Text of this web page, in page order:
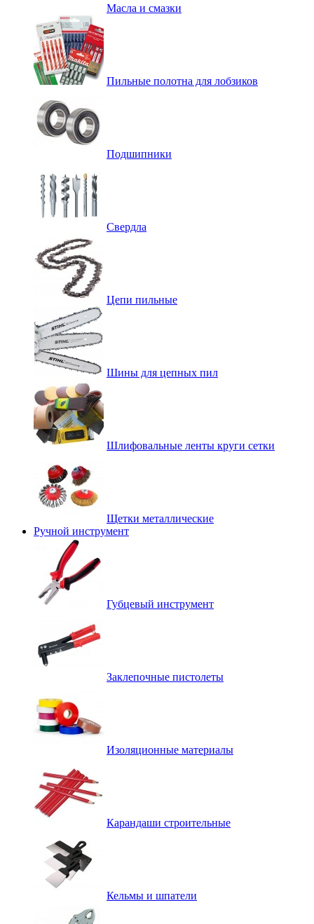
Масла и смазки
Пильные полотна для лобзиков
Подшипники
Свердла
Цепи пильные
Шины для цепных пил
Шлифовальные ленты круги сетки
Щетки металлические
Ручной инструмент
Губцевый инструмент
Заклепочные пистолеты
Изоляционные материалы
Карандаши строительные
Кельмы и шпатели